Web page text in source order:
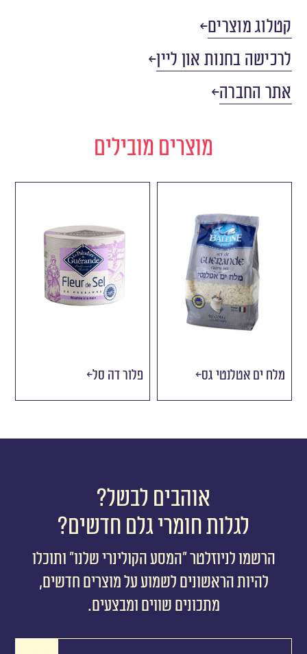
קטלוג מוצרים
לרכישה בחנות און ליין
אתר החברה
מוצרים מובילים
פלור דה סל מלח ים אטלנטי גס
אוהבים לבשל?
לגלות חומרי גלם חדשים?
הרשמו לניוזלטר ״המסע הקולינרי שלנו״ ותוכלו
להיות הראשונים לשמוע על מוצרים חדשים,
מתכונים שווים ומבצעים.